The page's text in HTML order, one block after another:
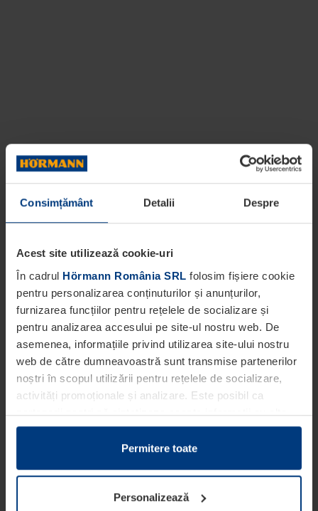
Consimțământ Detalii Despre
Acest site utilizează cookie-uri
În cadrul Hörmann România SRL folosim fișiere cookie
pentru personalizarea conținuturilor și anunțurilor,
furnizarea funcțiilor pentru rețelele de socializare și
pentru analizarea accesului pe site-ul nostru web. De
asemenea, informațiile privind utilizarea site-ului nostru
web de către dumneavoastră sunt transmise partenerilor
noștri în scopul utilizării pentru rețelele de socializare,
activități promoționale și analizare. Este posibil ca
partenerii noștri să sintetizeze aceste informații cu alte
date pe care dumneavoastră le-ați pus la dispoziția
acestora ori care au fost colectate în cadrul utilizării
Din punct de vedere legal, putem stoca fișiere cookie pe
dispozitivul dumneavoastră în cazul în care acestea sunt
Permitere toate
Personalizează